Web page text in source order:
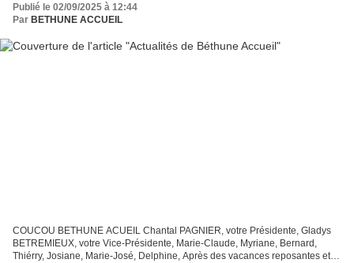
Publié le 02/09/2025 à 12:44
Par BETHUNE ACCUEIL
COUCOU BETHUNE ACUEIL Chantal PAGNIER, votre Présidente, Gladys
BETREMIEUX, votre Vice-Présidente, Marie-Claude, Myriane, Bernard,
Thiérry, Josiane, Marie-José, Delphine, Après des vacances reposantes et